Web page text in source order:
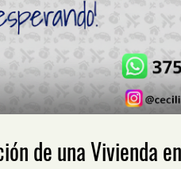
de una Vivienda